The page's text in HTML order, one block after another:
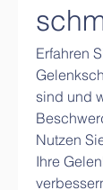
Erfahren
sind und
Nutzen
Ihre